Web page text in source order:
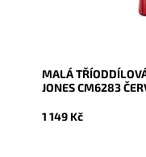
MALÁ
JONES CM6283
1 149 Kč